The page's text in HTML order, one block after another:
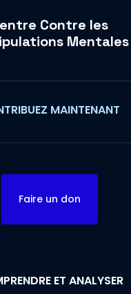
Contre les
Mentales
MAINTENANT
Faire un don
ET ANALYSER